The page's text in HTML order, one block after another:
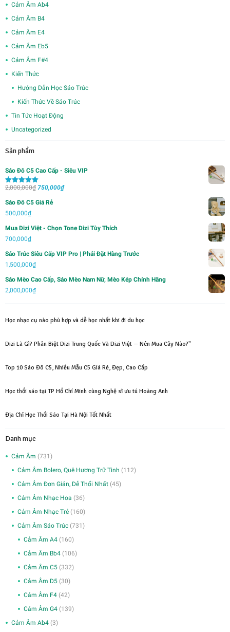
Cảm Âm Ab4
Cảm Âm B4
Cảm Âm E4
Cảm Âm Eb5
Cảm Âm F#4
Kiến Thức
Hướng Dẫn Học Sáo Trúc
Kiến Thức Về Sáo Trúc
Tin Tức Hoạt Động
Uncategorized
Sản phẩm
Sáo Đô C5 Cao Cấp - Siêu VIP
Được xếp
sao
2,000,000₫ Giá
750,000₫Giá
750,000₫.
Sáo Đô C5 Giá Rẻ
500,000₫
Mua Dizi Việt - Chọn Tone Dizi Tùy Thích
700,000₫
Sáo Trúc Siêu Cấp VIP Pro | Phải Đặt Hàng Trước
1,500,000₫
Sáo Mèo Cao Cấp, Sáo Mèo Nam Nữ, Mèo Kép Chính Hãng
2,000,000₫
Học nhạc cụ nào phù hợp và dễ học nhất khi đi du học
Dizi Là Gì? Phân Biệt Dizi Trung Quốc Và Dizi Việt — Nên Mua Cây Nào?"
Top 10 Sáo Đô C5, Nhiều Mẫu C5 Giá Rẻ, Đẹp, Cao Cấp
Học thổi sáo tại TP Hồ Chí Minh cùng Nghệ sĩ ưu tú Hoàng Anh
Địa Chỉ Học Thổi Sáo Tại Hà Nội Tốt Nhất
Danh mục
Cảm Âm (731)
Cảm Âm Bolero, Quê Hương Trữ Tình (112)
Cảm Âm Đơn Giản, Dễ Thổi Nhất (45)
Cảm Âm Nhạc Hoa (36)
Cảm Âm Nhạc Trẻ (160)
Cảm Âm Sáo Trúc (731)
Cảm Âm A4 (160)
Cảm Âm Bb4 (106)
Cảm Âm C5 (332)
Cảm Âm D5 (30)
Cảm Âm F4 (42)
Cảm Âm G4 (139)
Cảm Âm Ab4 (3)